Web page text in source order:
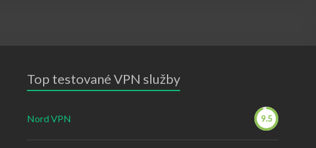
Top testované VPN služby
Nord VPN 9.5